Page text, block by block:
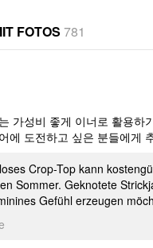
FOTOS 781
가성비 좋게 이너로 활용
에 도전하고 싶은 분들에게
Crop-Top kann
Sommer. Geknotete
Gefühl erzeugen